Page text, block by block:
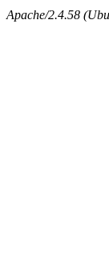
Apache/2.4.58